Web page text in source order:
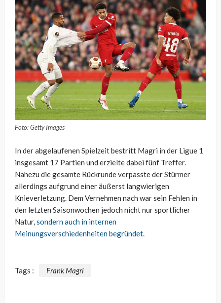
Foto: Getty Images
In der abgelaufenen Spielzeit bestritt Magri in der Ligue 1
insgesamt 17 Partien und erzielte dabei fünf Treffer.
Nahezu die gesamte Rückrunde verpasste der Stürmer
allerdings aufgrund einer äußerst langwierigen
Knieverletzung. Dem Vernehmen nach war sein Fehlen in
den letzten Saisonwochen jedoch nicht nur sportlicher
Natur,sondern auch in internen
Meinungsverschiedenheiten begründet.
Tags : Frank Magri